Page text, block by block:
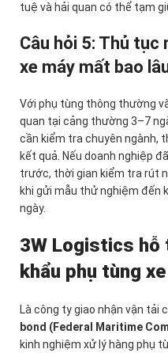
tuệ và hải quan có thể tạm
Câu hỏi 5: Thủ tục
xe máy mất bao
Với phụ tùng thông thường
quan tại cảng thường 3–7
cần kiểm tra chuyên ngành,
kết quả. Nếu doanh nghiệp
trước, thời gian kiểm tra rút
khi gửi mẫu thử nghiệm đến
ngày.
3W Logistics hỗ
khẩu phụ tùng
Là công ty giao nhận vận tải
bond (Federal Maritime
kinh nghiệm xử lý hàng phụ